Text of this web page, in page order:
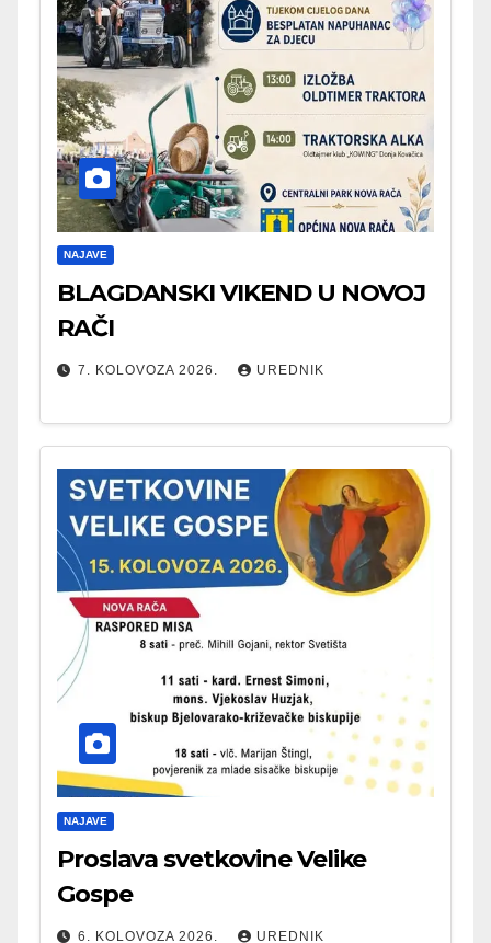
NAJAVE
BLAGDANSKI VIKEND U NOVOJ
RAČI
7. KOLOVOZA 2026. UREDNIK
NAJAVE
Proslava svetkovine Velike
Gospe
6. KOLOVOZA 2026. UREDNIK